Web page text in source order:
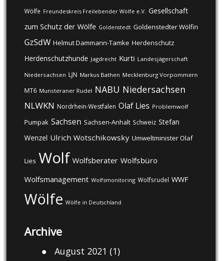
Wölfe Freundeskreis Freilebender Wölfe e.V. Gesellschaft
zum Schutz der Wölfe Goldenstedt Goldenstedter Wölfin
GzSdW Helmut Dammann-Tamke Herdenschutz
Herdenschutzhunde Jagdrecht Kurti Landesjägerschaft
Niedersachsen LJN Markus Bathen Mecklenburg Vorpommern
MT6 Munsteraner Rudel NABU Niedersachsen
NLWKN Nordrhein-Westfalen Olaf Lies Problemwolf
Pumpak Sachsen Sachsen-Anhalt Schweiz Stefan
Wenzel Ulrich Wotschikowsky Umweltminister Olaf
Lies Wolf Wolfsberater Wolfsbüro
Wolfsmanagement Wolfsmonitoring Wolfsrudel WWF
Wölfe Wölfe in Deutschland
Archive
August 2021 (1)